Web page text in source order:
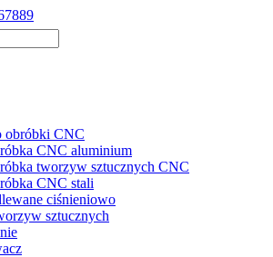
obróbki CNC
CNC aluminium
tworzyw sztucznych CNC
CNC stali
ciśnieniowo
sztucznych